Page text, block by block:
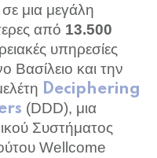
μια μεγάλη
από 13.500
υπηρεσίες
Βασίλειο και την
Deciphering
(DDD), μια
Συστήματος
Wellcome